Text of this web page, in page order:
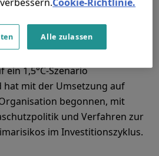
eines
unterstreicht.
ein 1,5°C-Szenario
hat mit der Umsetzung auf
begonnen, mit
und Verfahren zur
im Investitionszyklus.
Alle zulassen